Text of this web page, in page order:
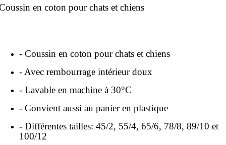
en coton pour chats et chiens
- Coussin en coton pour chats et chiens
- Avec rembourrage intérieur doux
- Lavable en machine à 30°C
- Convient aussi au panier en plastique
- Différentes tailles: 45/2, 55/4, 65/6, 78/8, 89/10 et
100/12